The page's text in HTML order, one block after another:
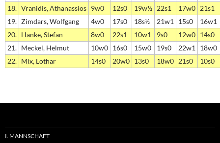
18. Vranidis, Athanassios 9w0 12s0 19w½ 22s1 17w0 21s1
19. Zimdars, Wolfgang 4w0 17s0 18s½ 21w1 15s0
16w1
20. Hanke, Stefan 8w0 22s1 10w1 9s0 12w0 14s0
21. Meckel, Helmut 10w0 16s0 15w0 19s0 22w1
18w0
22. Mix, Lothar 14s0 20w0 13s0 18w0 21s0 10s0
I. MANNSCHAFT